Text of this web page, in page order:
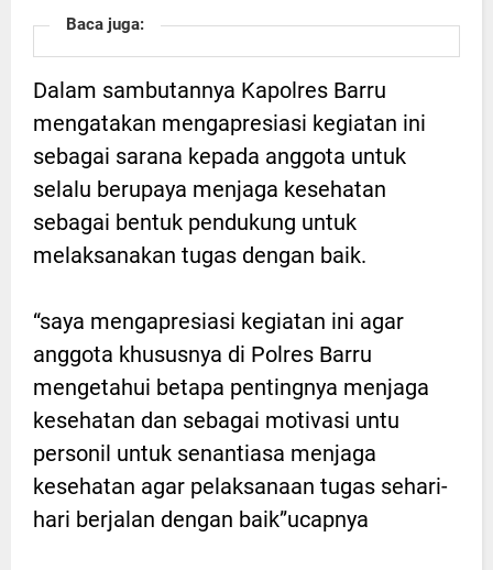
Baca juga:
Dalam sambutannya Kapolres Barru
mengatakan mengapresiasi kegiatan ini
sebagai sarana kepada anggota untuk
selalu berupaya menjaga kesehatan
sebagai bentuk pendukung untuk
melaksanakan tugas dengan baik.
“saya mengapresiasi kegiatan ini agar
anggota khususnya di Polres Barru
mengetahui betapa pentingnya menjaga
kesehatan dan sebagai motivasi untu
personil untuk senantiasa menjaga
kesehatan agar pelaksanaan tugas sehari-
hari berjalan dengan baik”ucapnya